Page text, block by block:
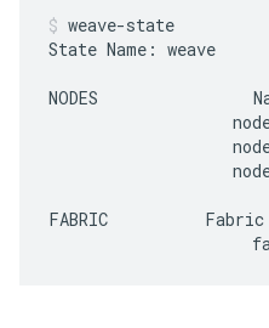
weave-state
State Name: weave
NODES
FABRIC